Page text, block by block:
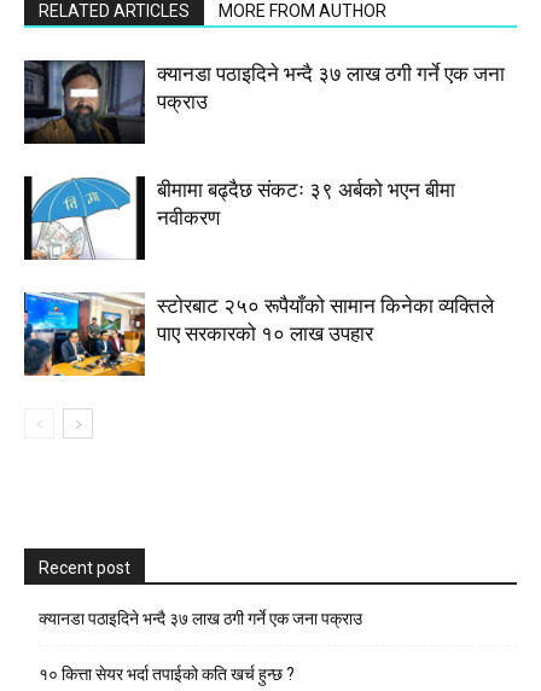
RELATED ARTICLES MORE FROM AUTHOR
क्यानडा पठाइदिने भन्दै ३७ लाख ठगी गर्ने एक जना
पक्राउ
बीमामा बढ्दैछ संकटः ३९ अर्बको भएन बीमा
नवीकरण
स्टाेरबाट २५० रूपैयाँको सामान किनेका व्यक्तिले
पाए सरकारको १० लाख उपहार
Recent post
क्यानडा पठाइदिने भन्दै ३७ लाख ठगी गर्ने एक जना पक्राउ
१० कित्ता सेयर भर्दा तपाईको कति खर्च हुन्छ ?